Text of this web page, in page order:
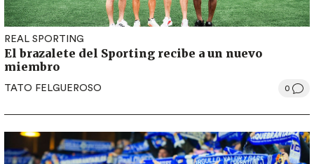
REAL SPORTING
El brazalete del Sporting recibe a un nuevo
miembro
TATO FELGUEROSO 0